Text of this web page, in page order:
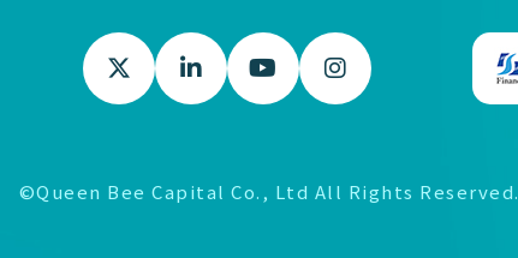
©Queen Bee Capital Co., Ltd All Rights Reserved.